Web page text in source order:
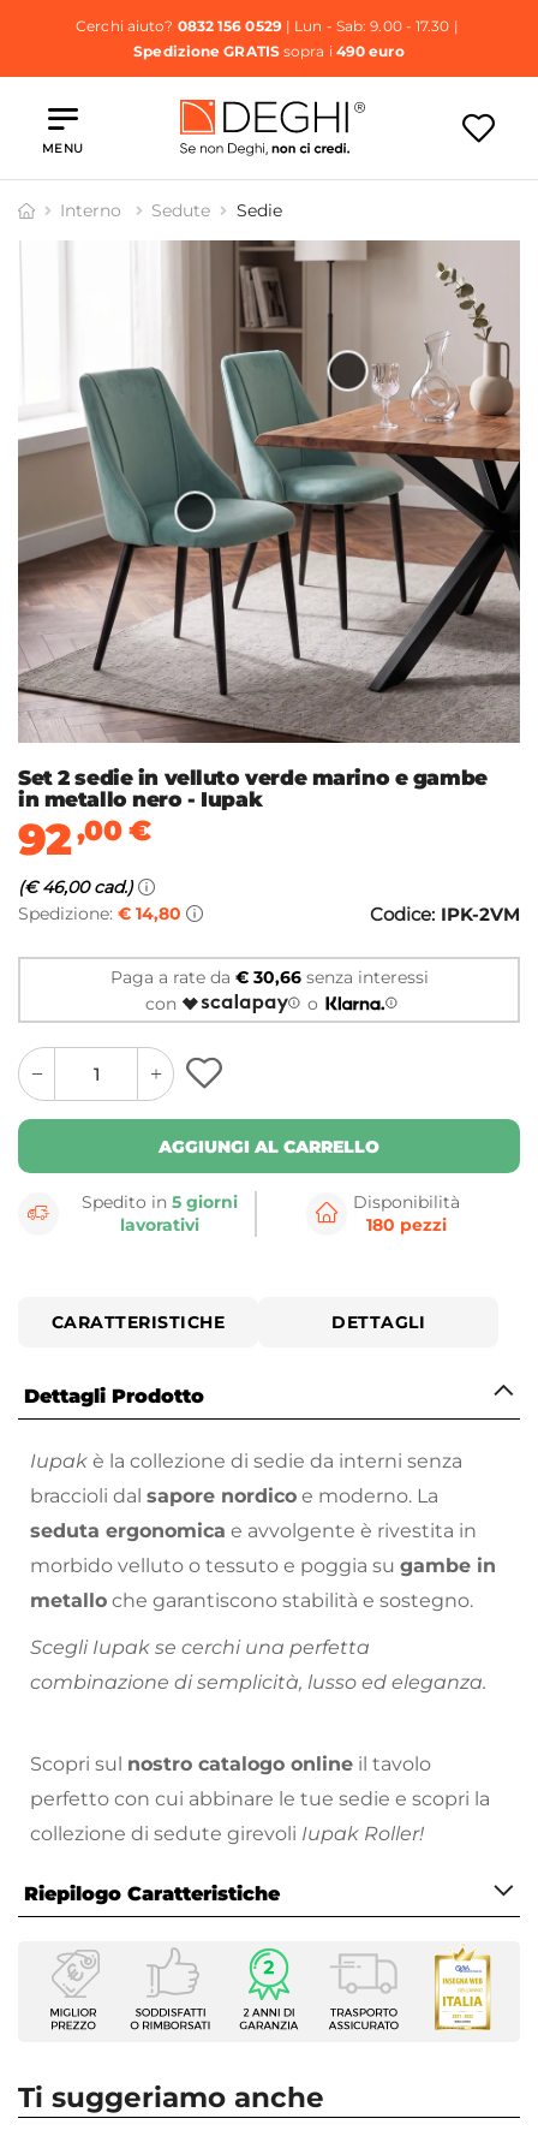
Cerchi aiuto? 0832 156 0529| Lun - Sab: 9.00 - 17.30 |
Spedizione GRATISsopra i 490 euro
MENU
Interno Sedute Sedie
Set 2 sedie in velluto verde marino e gambe
in metallo nero - Iupak
92,00€
(€ 46,00 cad.)
Spedizione: € 14,80 Codice: IPK-2VM
Paga a rate da € 30,66senza interessi
con
o
quantity
button
quantity
minus
button
AGGIUNGI AL CARRELLO
Spedito in5 giorni
lavorativi
Disponibilità
180 pezzi
CARATTERISTICHE DETTAGLI
Dettagli Prodotto
Iupak è la collezione di sedie da interni senza
braccioli dal sapore nordico e moderno. La
seduta ergonomica e avvolgente è rivestita in
morbido velluto o tessuto e poggia su gambe in
metallo che garantiscono stabilità e sostegno.
Scegli Iupak se cerchi una perfetta
combinazione di semplicità, lusso ed eleganza.
Scopri sul nostro catalogo online il tavolo
perfetto con cui abbinare le tue sedie e scopri la
collezione di sedute girevoli Iupak Roller!
Riepilogo Caratteristiche
Caratteristiche
Tipologia
Set di sedie
Numero Elementi
Ti suggeriamo anche